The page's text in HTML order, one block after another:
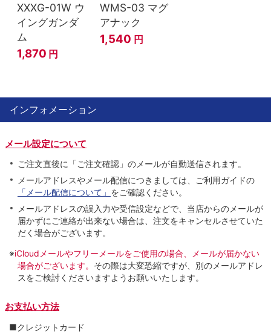
XXXG-01W ウ
イングガンダ
ム
1,870 円
WMS-03 マグ
アナック
1,540 円
インフォメーション
メール設定について
ご注文直後に「ご注文確認」のメールが自動送信されます。
メールアドレスやメール配信につきましては、ご利用ガイドの
「メール配信について」 をご確認ください。
メールアドレスの誤入力や受信設定などで、当店からのメールが
届かずにご連絡が出来ない場合は、注文をキャンセルさせていた
だく場合がございます。
※iCloudメールやフリーメールをご使用の場合、メールが届かない
場合がございます。 その際は大変恐縮ですが、別のメールアドレ
スをご検討くださいますようお願いいたします。
お支払い方法
■クレジットカード